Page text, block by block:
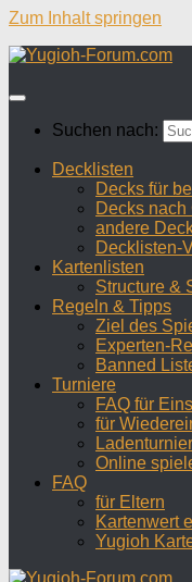
Zum Inhalt springen
Suchen nach:
Decklisten
Decks für
Decks nach
andere
Decklisten-
Kartenlisten
Structure &
Regeln & Tipps
Ziel des
Experten-
Banned
Turniere
FAQ für
für
Online
FAQ
für Eltern
Kartenwert
Yugioh